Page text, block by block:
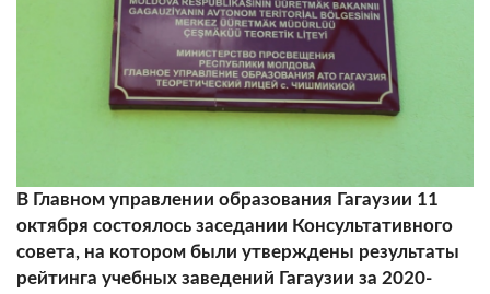
В Главном управлении образования Гагаузии 11
октября состоялось заседании Консультативного
совета, на котором были утверждены результаты
рейтинга учебных заведений Гагаузии за 2020-